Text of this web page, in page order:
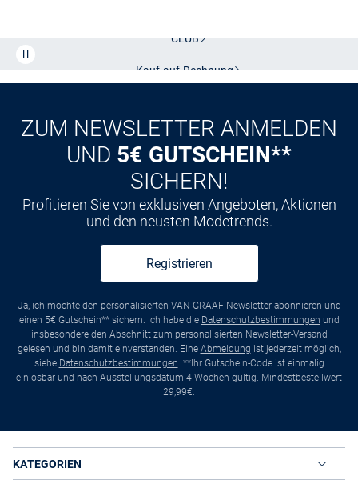
CLUB
Kauf auf Rechnung
ZUM NEWSLETTER ANMELDEN
UND 5€ GUTSCHEIN**
SICHERN!
Profitieren Sie von exklusiven Angeboten, Aktionen
und den neusten Modetrends.
Registrieren
Ja, ich möchte den personalisierten VAN GRAAF Newsletter abonnieren und
einen 5€ Gutschein** sichern. Ich habe die Datenschutzbestimmungen und
insbesondere den Abschnitt zum personalisierten Newsletter-Versand
gelesen und bin damit einverstanden. Eine Abmeldung ist jederzeit möglich,
siehe Datenschutzbestimmungen. **Ihr Gutschein-Code ist einmalig
einlösbar und nach Ausstellungsdatum 4 Wochen gültig. Mindestbestellwert
29,99€.
KATEGORIEN